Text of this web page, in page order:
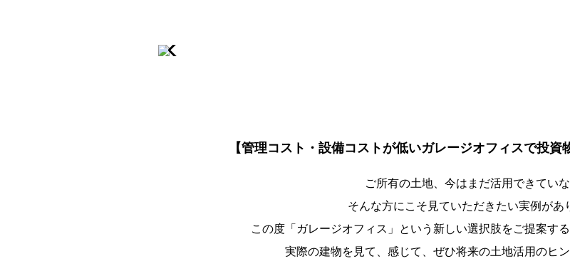
【管理コスト・設備コストが低いガレージオフィスで投資
ご所有の土地、今はまだ活用できてい
そんな方にこそ見ていただきたい実例があ
この度「ガレージオフィス」という新しい選択肢をご提案す
実際の建物を見て、感じて、ぜひ将来の土地活用のヒン